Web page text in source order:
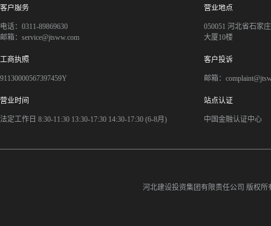
客户服务
电话：0311-89869630
邮箱：service@jtsww.com
营业地点
050051 河北省石家
大厦10楼
工商执照
91130000567397459Y
客户投诉
邮箱：
营业时间
法定工作日 8:30-11:30 13:30-17:30 14:30-17:30 (6-8月)
站点认证
中国金融认证中心
河北建设投资集团有限责任公司 版权所